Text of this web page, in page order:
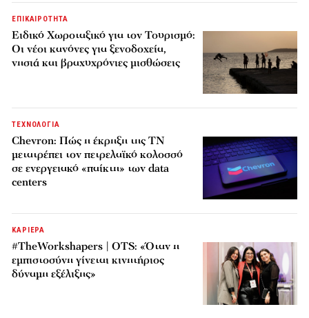
ΕΠΙΚΑΙΡΟΤΗΤΑ
Ειδικό Χωροταξικό για τον Τουρισμό:
Οι νέοι κανόνες για ξενοδοχεία,
νησιά και βραχυχρόνιες μισθώσεις
ΤΕΧΝΟΛΟΓΙΑ
Chevron: Πώς η έκρηξη της ΤΝ
μετατρέπει τον πετρελαϊκό κολοσσό
σε ενεργειακό «παίκτη» των data
centers
ΚΑΡΙΕΡΑ
#TheWorkshapers | OTS: «Όταν η
εμπιστοσύνη γίνεται κινητήριος
δύναμη εξέλιξης»